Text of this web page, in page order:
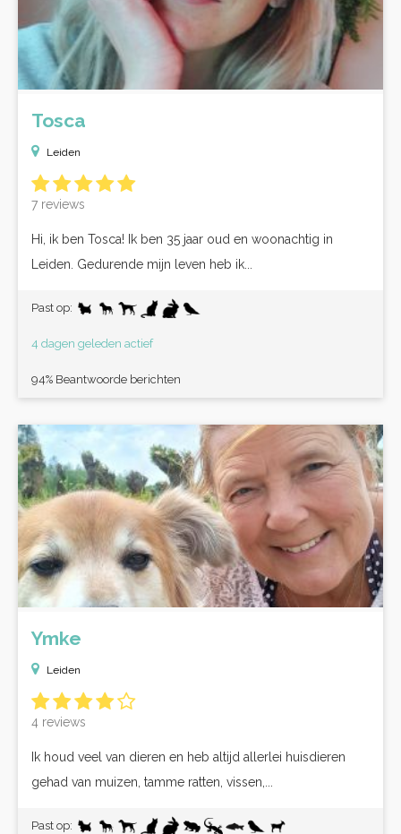
Tosca
Leiden
7 reviews
Hi, ik ben Tosca! Ik ben 35 jaar oud en woonachtig in
Leiden. Gedurende mijn leven heb ik...
Past op:
4 dagen geleden actief
94% Beantwoorde berichten
Ymke
Leiden
4 reviews
Ik houd veel van dieren en heb altijd allerlei huisdieren
gehad van muizen, tamme ratten, vissen,...
Past op: